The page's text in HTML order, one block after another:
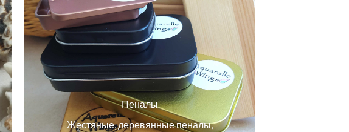
Пеналы
Жестяные, деревянные пеналы,